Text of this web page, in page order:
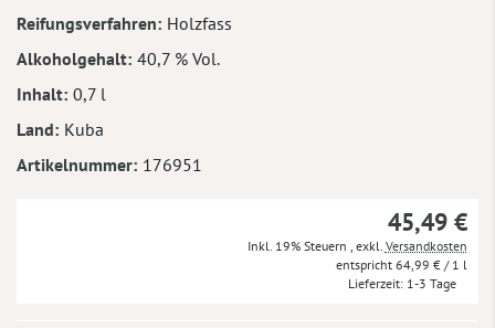
Reifungsverfahren Holzfass
Alkoholgehalt 40,7 % Vol.
Inhalt 0,7 l
Land Kuba
Artikelnummer 176951
45,49 €
Inkl. 19% Steuern exkl. Versandkosten
64,99 € / 1 l
Lieferzeit 1-3 Tage